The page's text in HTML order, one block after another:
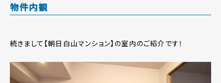
物件内観
続きまして【朝日白山マンション】の室内のご紹介です！